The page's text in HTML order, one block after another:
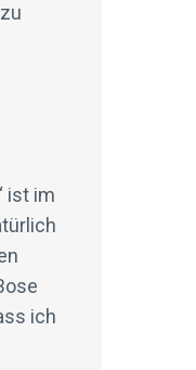
ist im
ich